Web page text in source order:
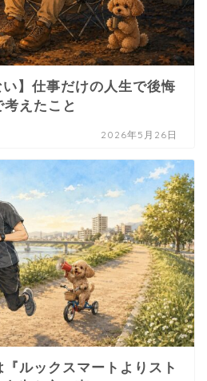
い】仕事だけの人生で後悔
えたこと
2026年5月26日
ルックスマートよりスト